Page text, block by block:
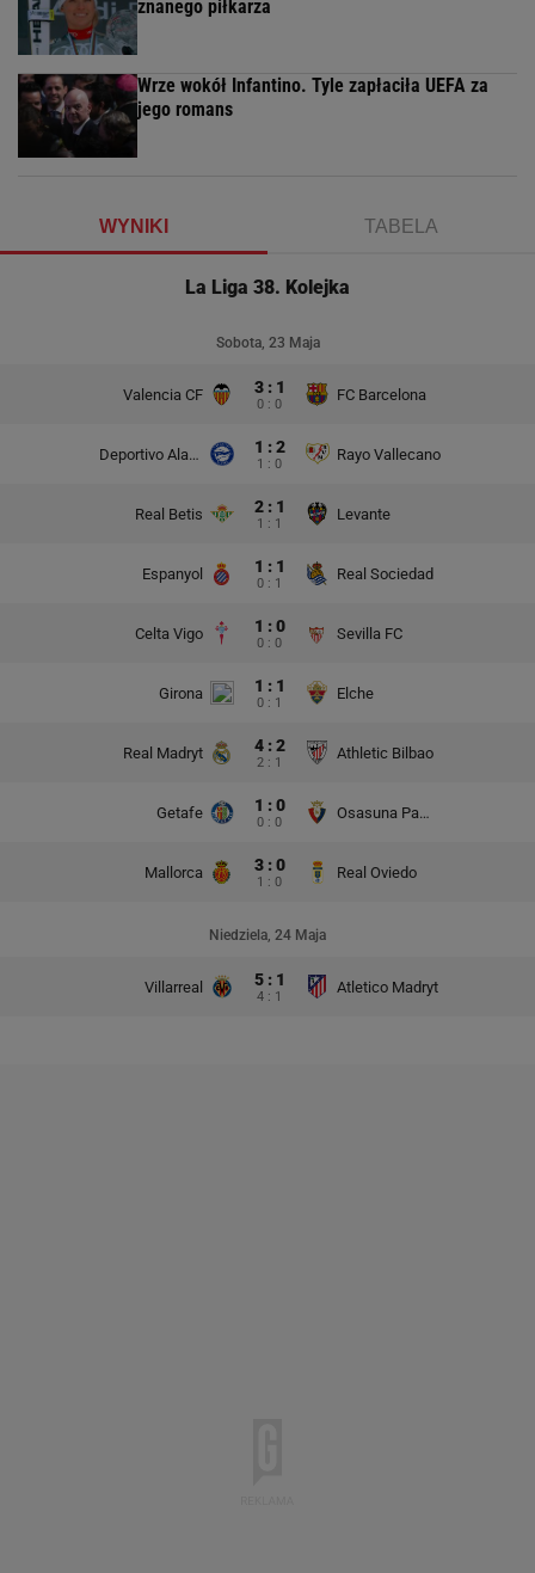
znanego piłkarza
Wrze wokół Infantino. Tyle zapłaciła UEFA za
jego romans
WYNIKI TABELA
La Liga 38. Kolejka
Sobota, 23 Maja
Valencia CF 3 : 1
0 : 0
FC Barcelona
Deportivo Alaves 1 : 2
1 : 0
Rayo Vallecano
Real Betis 2 : 1
1 : 1
Levante
Espanyol 1 : 1
0 : 1
Real Sociedad
Celta Vigo 1 : 0
0 : 0
Sevilla FC
Girona 1 : 1
0 : 1
Elche
Real Madryt 4 : 2
2 : 1
Athletic Bilbao
Getafe 1 : 0
0 : 0
Osasuna Pampeluna
Mallorca 3 : 0
1 : 0
Real Oviedo
Niedziela, 24 Maja
Villarreal 5 : 1
4 : 1
Atletico Madryt